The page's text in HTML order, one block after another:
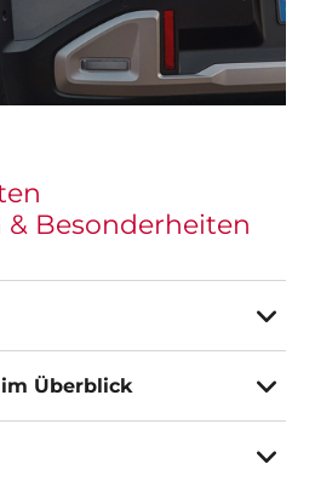
Besonderheiten
Überblick